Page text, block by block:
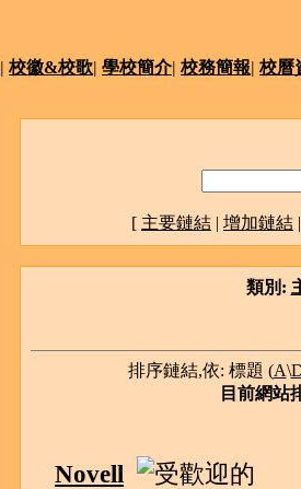
| 校徽&校歌| 學校簡介| 校務簡報| 校曆
[ 主要鏈結 | 增加鏈結
類別:
排序鏈結,依: 標題 (A\
目前網站
Novell